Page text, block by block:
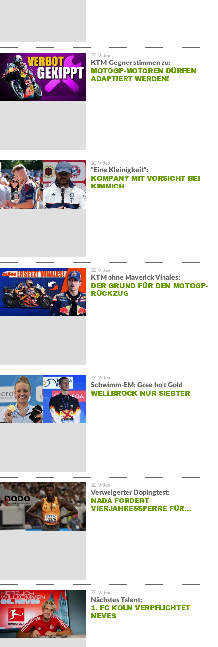
KTM-Gegner stimmen zu:
MOTOGP-MOTOREN DÜRFEN
ADAPTIERT WERDEN!
"Eine Kleinigkeit":
KOMPANY MIT VORSICHT BEI
KIMMICH
KTM ohne Maverick Vinales:
DER GRUND FÜR DEN MOTOGP-
RÜCKZUG
Schwimm-EM: Gose holt Gold
WELLBROCK NUR SIEBTER
Verweigerter Dopingtest:
NADA FORDERT
VIERJAHRESSPERRE FÜR…
Nächstes Talent:
1. FC KÖLN VERPFLICHTET
NEVES